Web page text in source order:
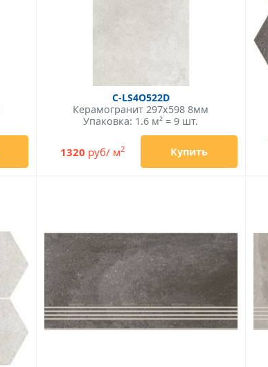
C-LS4O522D
Керамогранит 297x598 8мм
Упаковка: 1.6 м² = 9 шт.
1320 руб/ м2 Купить